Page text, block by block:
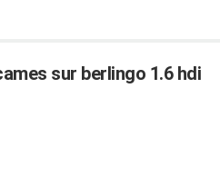
sur berlingo 1.6 hdi